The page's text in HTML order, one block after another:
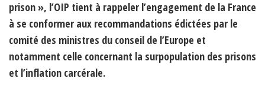
prison », l’OIP tient à rappeler l’engagement de la France
à se conformer aux recommandations édictées par le
comité des ministres du conseil de l’Europe et
notamment celle concernant la surpopulation des prisons
et l’inflation carcérale.